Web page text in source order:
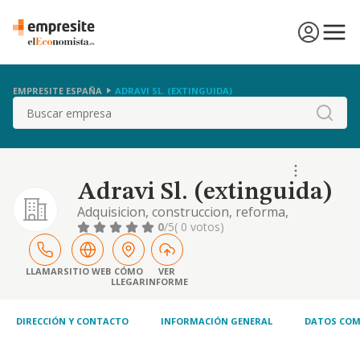
EMPRESITE ESPAÑA ADRAVI SL. (EXTINGUIDA)
Buscar
Adravi Sl. (extinguida)
Adquisicion, construccion, reforma,
urbanizacion, tenencia, arrendamiento,
promocion y venta de parcelas, fincas, e
inmuebles de naturaleza rustica o urbana.
queda excluido el arrendamiento financiero
o "leasing". cultiv
0/5( 0 votos)
LLAMARSITIO WEB CÓMO
LLEGAR
VER
INFORME
DIRECCIÓN Y CONTACTO INFORMACIÓN GENERAL DATOS